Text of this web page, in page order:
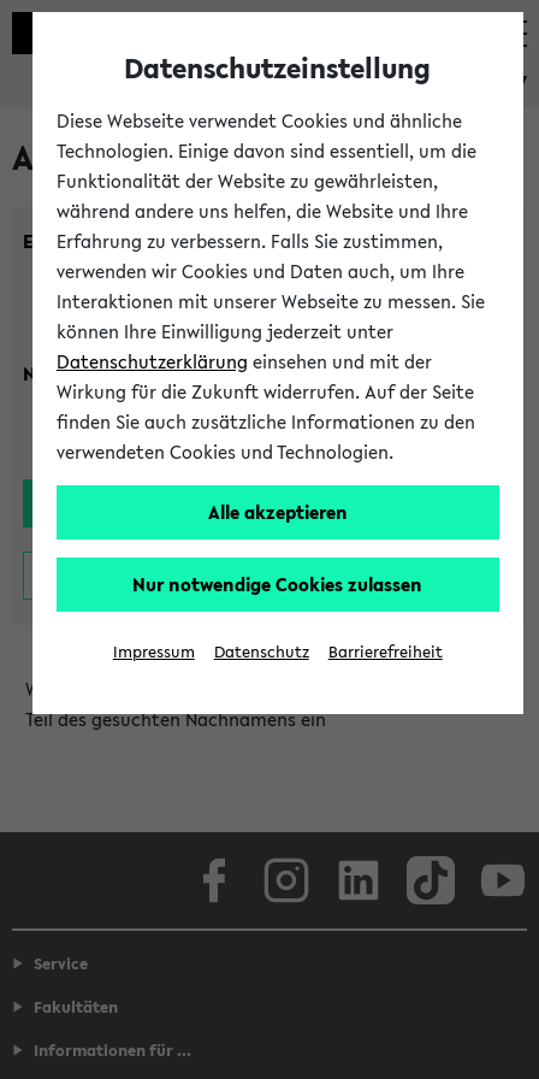
eKVV
Alle Lehrenden
Einrichtung:
Nachname:
Wählen Sie die Einrichtung aus und/oder geben Sie einen
Teil des gesuchten Nachnamens ein
Service
Fakultäten
Informationen für ...
Datenschutzeinstellung
Diese Webseite verwendet Cookies und ähnliche
Technologien. Einige davon sind essentiell, um die
Funktionalität der Website zu gewährleisten,
während andere uns helfen, die Website und Ihre
Erfahrung zu verbessern. Falls Sie zustimmen,
verwenden wir Cookies und Daten auch, um Ihre
Interaktionen mit unserer Webseite zu messen. Sie
können Ihre Einwilligung jederzeit unter
Datenschutzerklärung einsehen und mit der
Wirkung für die Zukunft widerrufen. Auf der Seite
finden Sie auch zusätzliche Informationen zu den
verwendeten Cookies und Technologien.
Alle akzeptieren
Nur notwendige Cookies zulassen
Impressum Datenschutz Barrierefreiheit